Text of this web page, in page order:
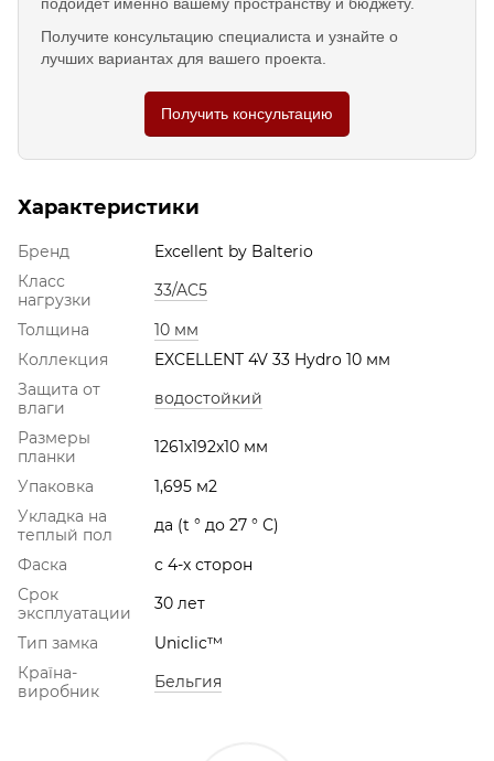
Получите консультацию специалиста и узнайте о
лучших вариантах для вашего проекта.
Получить консультацию
Характеристики
Бренд
Excellent by Balterio
Класс
нагрузки
33/AC5
Толщина
10 мм
Коллекция
EXCELLENT 4V 33 Hydro 10 мм
Защита от
влаги
водостойкий
Размеры
планки
1261x192x10 мм
Упаковка
1,695 м2
Укладка на
теплый пол
да (t ° до 27 ° С)
Фаска
с 4-х сторон
Срок
эксплуатации
30 лет
Тип замка
Uniclic™
Країна-
виробник
Бельгия